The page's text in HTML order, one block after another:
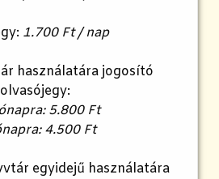
1.700 Ft / nap
használatára jogosító
olvasójegy:
5.800 Ft
4.500 Ft
egyidejű használatára